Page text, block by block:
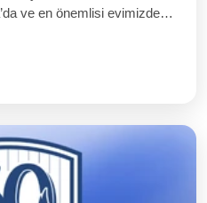
ve en önemlisi evimizde